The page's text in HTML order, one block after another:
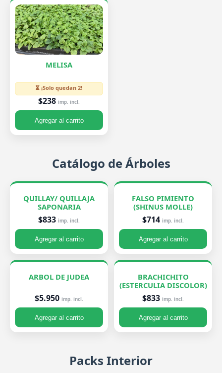
MELISA
⏳ ¡Solo quedan 2!
$238 imp. incl.
Agregar al carrito
Catálogo de Árboles
QUILLAY/ QUILLAJA
SAPONARIA
$833 imp. incl.
Agregar al carrito
FALSO PIMIENTO
(SHINUS MOLLE)
$714 imp. incl.
Agregar al carrito
ARBOL DE JUDEA
$5.950 imp. incl.
Agregar al carrito
BRACHICHITO
(ESTERCULIA DISCOLOR)
$833 imp. incl.
Agregar al carrito
Packs Interior